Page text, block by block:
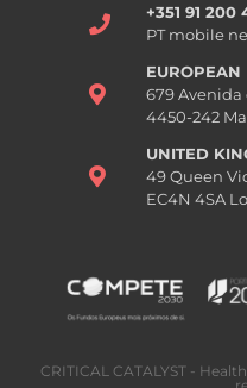
+351 91 200
PT mobile
EUROPEAN
679
4450-242
UNITED
49 Queen
EC4N 4SA
CRITICAL CATALYST -